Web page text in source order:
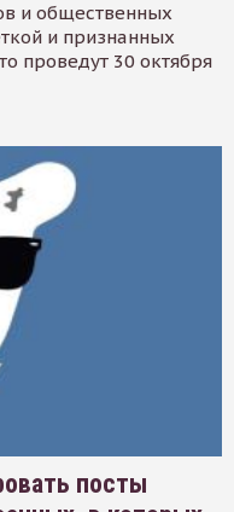
и общественных
и признанных
проведут 30 октября
посты